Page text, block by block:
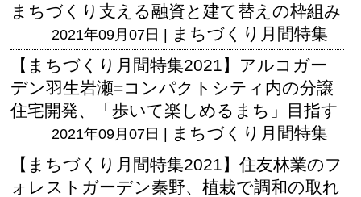
まちづくり支える融資と建て替えの枠組み
2021年09月07日 | まちづくり月間特集
【まちづくり月間特集2021】アルコガー
デン羽生岩瀬=コンパクトシティ内の分譲
住宅開発、「歩いて楽しめるまち」目指す
2021年09月07日 | まちづくり月間特集
【まちづくり月間特集2021】住友林業のフ
ォレストガーデン秦野、植栽で調和の取れ